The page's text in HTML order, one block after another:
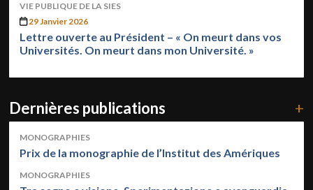
VIE PUBLIQUE DE LA SIES
29 Janvier 2026
Lettre ouverte au Président – « On meurt dans vos
Universités. On meurt dans mon Université. »
Dernières publications +
MONOGRAPHIES
Prix de la monographie de l’Institut des Amériques
MONOGRAPHIES